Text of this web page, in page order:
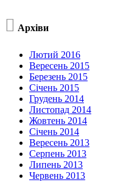
 Архіви
Лютий 2016
Вересень 2015
Березень 2015
Січень 2015
Грудень 2014
Листопад 2014
Жовтень 2014
Січень 2014
Вересень 2013
Серпень 2013
Липень 2013
Червень 2013